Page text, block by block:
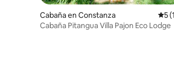
Cabaña en Constanza
5
Cabaña Pitangua Villa Pajon Eco Lodge